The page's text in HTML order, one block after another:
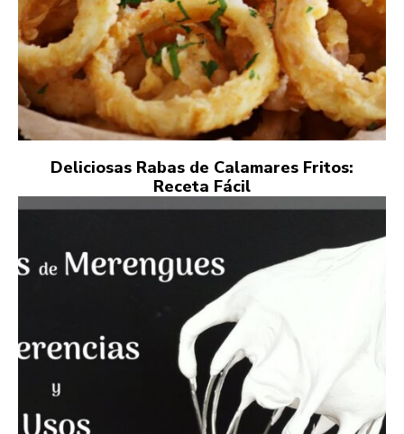
Deliciosas Rabas de Calamares Fritos:
Receta Fácil